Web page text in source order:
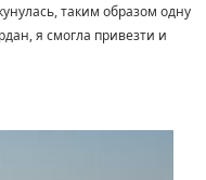
таким образом одну
я смогла привезти и